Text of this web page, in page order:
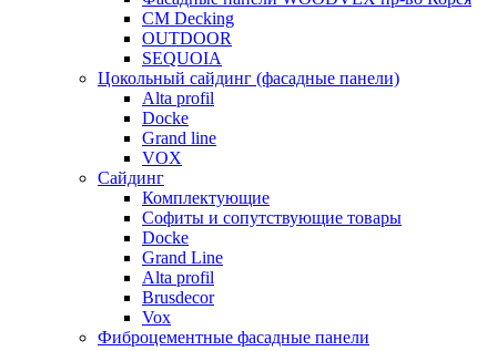
CM Decking
OUTDOOR
SEQUOIA
Цокольный сайдинг (фасадные панели)
Alta profil
Docke
Grand line
VOX
Сайдинг
Комплектующие
Софиты и сопутствующие товары
Docke
Grand Line
Alta profil
Brusdecor
Vox
Фиброцементные фасадные панели